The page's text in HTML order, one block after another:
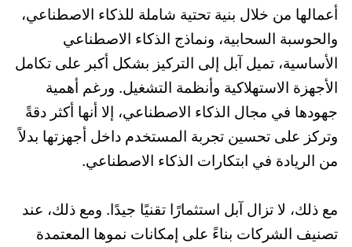
أعمالها من خلال بنية تحتية شاملة للذكاء الاصطناعي،
والحوسبة السحابية، ونماذج الذكاء الاصطناعي
الأساسية، تميل آبل إلى التركيز بشكل أكبر على تكامل
الأجهزة الاستهلاكية وأنظمة التشغيل. ورغم أهمية
جهودها في مجال الذكاء الاصطناعي، إلا أنها أكثر دقةً
وتركز على تحسين تجربة المستخدم داخل أجهزتها بدلاً
من الريادة في ابتكارات الذكاء الاصطناعي.
مع ذلك، لا تزال آبل استثمارًا تقنيًا جيدًا. ومع ذلك، عند
تصنيف الشركات بناءً على إمكانات نموها المعتمدة